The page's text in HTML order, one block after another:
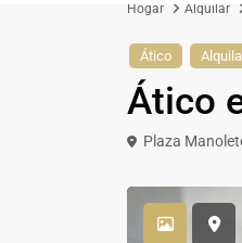
Hogar Alquilar
Ático
Ático
Plaza